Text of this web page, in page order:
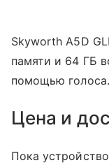
Skyworth A5D
памяти и 64 ГБ
помощью голоса.
Цена и
Пока